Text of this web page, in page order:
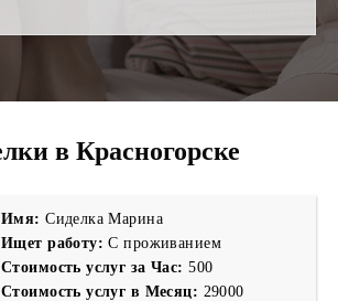
в Красногорске
Имя:Сиделка Марина
Ищет работу:С проживанием
Стоимость услуг за Час:500
Стоимость услуг в Месяц: 29000